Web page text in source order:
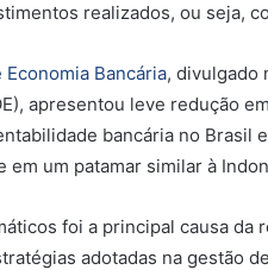
realizados, ou seja,
Economia Bancária, divulgado
apresentou leve redução
bancária no
em um patamar similar à
foi a principal causa
adotadas na gestão